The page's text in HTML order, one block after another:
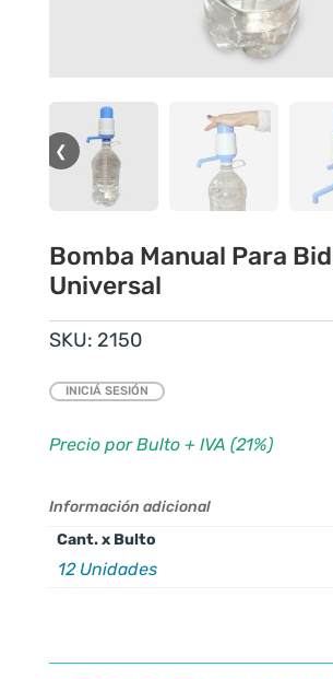
❮
Bomba Manual Para
Universal
SKU: 2150
INICIÁ SESIÓN
Precio por Bulto + IVA (21%)
Información adicional
Cant. x Bulto
12 Unidades